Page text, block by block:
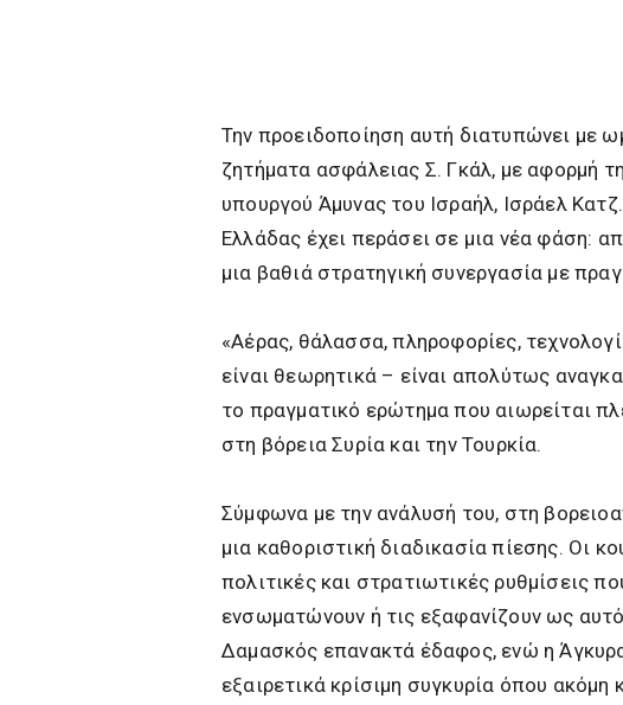
Την προειδοποίηση αυτή διατυπώνει με
ζητήματα ασφάλειας Σ. Γκάλ, με αφορμή
υπουργού Άμυνας του Ισραήλ, Ισράελ
Ελλάδας έχει περάσει σε μια νέα φάση:
μια βαθιά στρατηγική συνεργασία με
«Αέρας, θάλασσα, πληροφορίες,
είναι θεωρητικά – είναι απολύτως
το πραγματικό ερώτημα που αιωρείται
στη βόρεια Συρία και την Τουρκία.
Σύμφωνα με την ανάλυσή του, στη
μια καθοριστική διαδικασία πίεσης. Οι
πολιτικές και στρατιωτικές ρυθμίσεις
ενσωματώνουν ή τις εξαφανίζουν ως
Δαμασκός επανακτά έδαφος, ενώ η
εξαιρετικά κρίσιμη συγκυρία όπου ακόμη